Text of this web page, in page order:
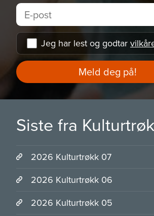
Jeg har lest og godtar
Meld deg på!
Siste fra
2026 Kulturtrøkk 07
2026 Kulturtrøkk 06
2026 Kulturtrøkk 05